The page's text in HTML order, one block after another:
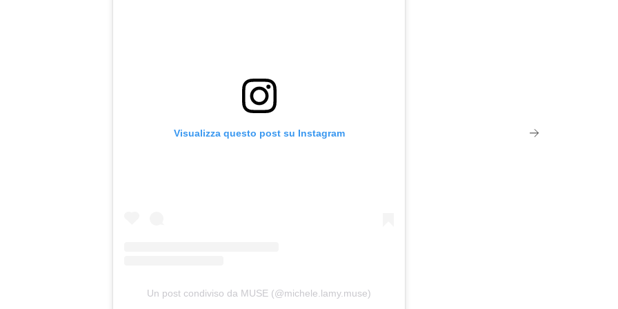
Visualizza questo post su Instagram
Un post condiviso da MUSE (@michele.lamy.muse)